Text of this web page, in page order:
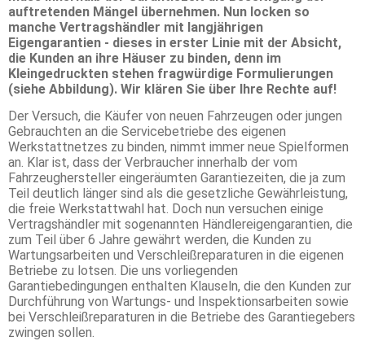
auftretenden Mängel übernehmen. Nun locken so
manche Vertragshändler mit langjährigen
Eigengarantien - dieses in erster Linie mit der Absicht,
die Kunden an ihre Häuser zu binden, denn im
Kleingedruckten stehen fragwürdige Formulierungen
(siehe Abbildung). Wir klären Sie über Ihre Rechte auf!
Der Versuch, die Käufer von neuen Fahrzeugen oder jungen
Gebrauchten an die Servicebetriebe des eigenen
Werkstattnetzes zu binden, nimmt immer neue Spielformen
an. Klar ist, dass der Verbraucher innerhalb der vom
Fahrzeughersteller eingeräumten Garantiezeiten, die ja zum
Teil deutlich länger sind als die gesetzliche Gewährleistung,
die freie Werkstattwahl hat. Doch nun versuchen einige
Vertragshändler mit sogenannten Händlereigengarantien, die
zum Teil über 6 Jahre gewährt werden, die Kunden zu
Wartungsarbeiten und Verschleißreparaturen in die eigenen
Betriebe zu lotsen. Die uns vorliegenden
Garantiebedingungen enthalten Klauseln, die den Kunden zur
Durchführung von Wartungs- und Inspektionsarbeiten sowie
bei Verschleißreparaturen in die Betriebe des Garantiegebers
zwingen sollen.